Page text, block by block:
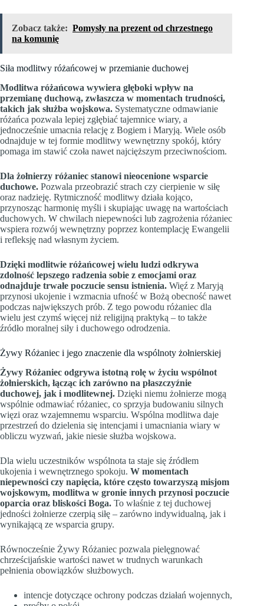
Zobacz także: Pomysły na prezent od chrzestnego
na komunię
Siła modlitwy różańcowej w przemianie duchowej
Modlitwa różańcowa wywiera głęboki wpływ na
przemianę duchową, zwłaszcza w momentach trudności,
takich jak służba wojskowa. Systematyczne odmawianie
różańca pozwala lepiej zgłębiać tajemnice wiary, a
jednocześnie umacnia relację z Bogiem i Maryją. Wiele osób
odnajduje w tej formie modlitwy wewnętrzny spokój, który
pomaga im stawić czoła nawet najcięższym przeciwnościom.
Dla żołnierzy różaniec stanowi nieocenione wsparcie
duchowe. Pozwala przeobrazić strach czy cierpienie w siłę
oraz nadzieję. Rytmiczność modlitwy działa kojąco,
przynosząc harmonię myśli i skupiając uwagę na wartościach
duchowych. W chwilach niepewności lub zagrożenia różaniec
wspiera rozwój wewnętrzny poprzez kontemplację Ewangelii
i refleksję nad własnym życiem.
Dzięki modlitwie różańcowej wielu ludzi odkrywa
zdolność lepszego radzenia sobie z emocjami oraz
odnajduje trwałe poczucie sensu istnienia. Więź z Maryją
przynosi ukojenie i wzmacnia ufność w Bożą obecność nawet
podczas największych prób. Z tego powodu różaniec dla
wielu jest czymś więcej niż religijną praktyką – to także
źródło moralnej siły i duchowego odrodzenia.
Żywy Różaniec i jego znaczenie dla wspólnoty żołnierskiej
Żywy Różaniec odgrywa istotną rolę w życiu wspólnot
żołnierskich, łącząc ich zarówno na płaszczyźnie
duchowej, jak i modlitewnej. Dzięki niemu żołnierze mogą
wspólnie odmawiać różaniec, co sprzyja budowaniu silnych
więzi oraz wzajemnemu wsparciu. Wspólna modlitwa daje
przestrzeń do dzielenia się intencjami i umacniania wiary w
obliczu wyzwań, jakie niesie służba wojskowa.
Dla wielu uczestników wspólnota ta staje się źródłem
ukojenia i wewnętrznego spokoju. W momentach
niepewności czy napięcia, które często towarzyszą misjom
wojskowym, modlitwa w gronie innych przynosi poczucie
oparcia oraz bliskości Boga. To właśnie z tej duchowej
jedności żołnierze czerpią siłę – zarówno indywidualną, jak i
wynikającą ze wsparcia grupy.
Równocześnie Żywy Różaniec pozwala pielęgnować
chrześcijańskie wartości nawet w trudnych warunkach
pełnienia obowiązków służbowych.
intencje dotyczące ochrony podczas działań wojennych,